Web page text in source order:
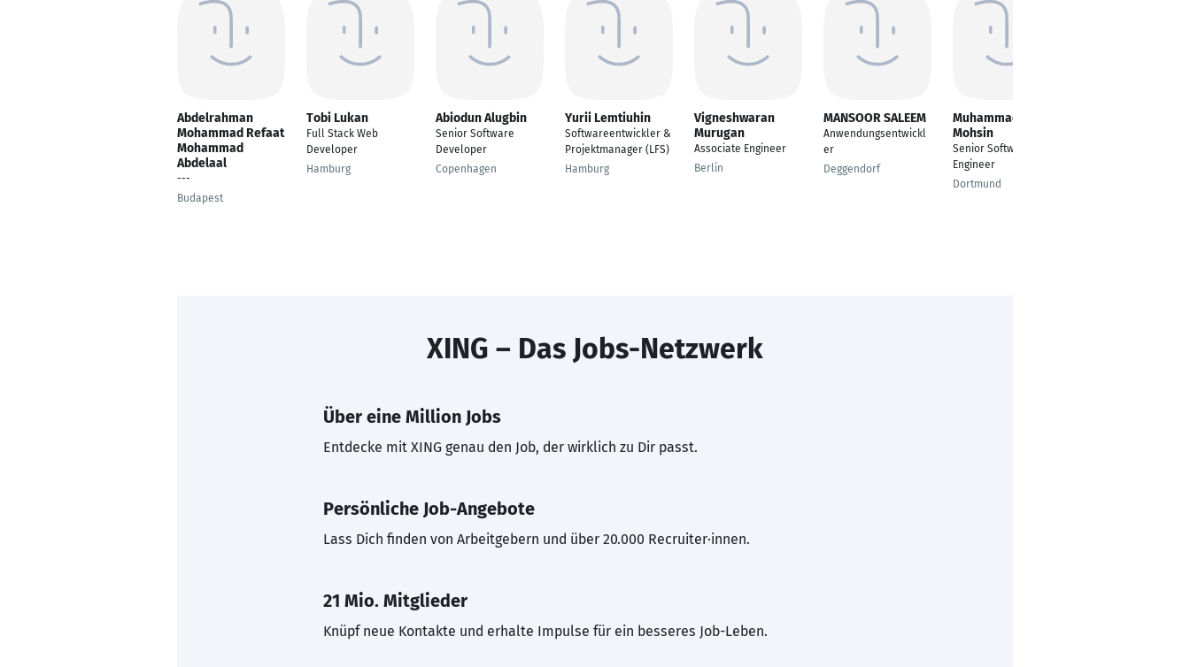
Abdelrahman
Mohammad Refaat
Mohammad
Abdelaal
---
Budapest
Tobi Lukan
Full Stack Web
Developer
Hamburg
Abiodun Alugbin
Senior Software
Developer
Copenhagen
Yurii Lemtiuhin
Softwareentwickler &
Projektmanager (LFS)
Hamburg
Vigneshwaran
Murugan
Associate Engineer
Berlin
MANSOOR SALEEM
Anwendungsentwickl
er
Deggendorf
Muhammad
Mohsin
Senior Software
Engineer
Dortmund
XING – Das Jobs-Netzwerk
Über eine Million Jobs
Entdecke mit XING genau den Job, der wirklich zu Dir passt.
Persönliche Job-Angebote
Lass Dich finden von Arbeitgebern und über 20.000 Recruiter·innen.
21 Mio. Mitglieder
Knüpf neue Kontakte und erhalte Impulse für ein besseres Job-Leben.